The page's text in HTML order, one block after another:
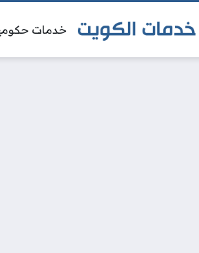
خدمات